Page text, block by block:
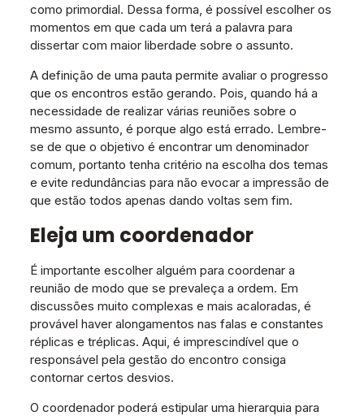
como primordial. Dessa forma, é possível escolher os
momentos em que cada um terá a palavra para
dissertar com maior liberdade sobre o assunto.
A definição de uma pauta permite avaliar o progresso
que os encontros estão gerando. Pois, quando há a
necessidade de realizar várias reuniões sobre o
mesmo assunto, é porque algo está errado. Lembre-
se de que o objetivo é encontrar um denominador
comum, portanto tenha critério na escolha dos temas
e evite redundâncias para não evocar a impressão de
que estão todos apenas dando voltas sem fim.
Eleja um coordenador
É importante escolher alguém para coordenar a
reunião de modo que se prevaleça a ordem. Em
discussões muito complexas e mais acaloradas, é
provável haver alongamentos nas falas e constantes
réplicas e tréplicas. Aqui, é imprescindível que o
responsável pela gestão do encontro consiga
contornar certos desvios.
O coordenador poderá estipular uma hierarquia para